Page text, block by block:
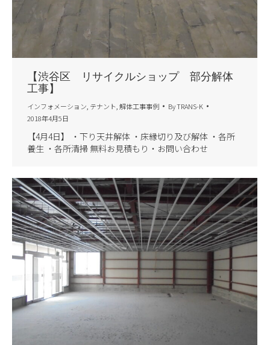
【渋谷区 リサイクルショップ 部分解体
工事】
インフォメーション テナント 解体工事事例 ByTRANS-K
2018年4月5日
【4月4日】 ・下り天井解体 ・床縁切り及び解体 ・各所
養生 ・各所清掃 無料お見積もり・お問い合わせ